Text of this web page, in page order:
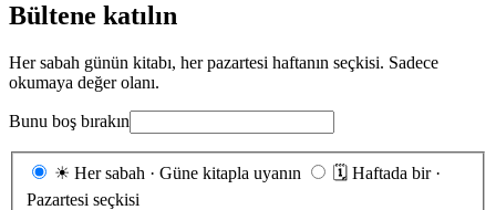
Bültene katılın
Her sabah günün kitabı, her pazartesi haftanın seçkisi. Sadece
okumaya değer olanı.
Bunu boş bırakın
Gönderim
☀ Her sabah · Güne kitapla uyanın 🗓 Haftada bir ·
Pazartesi seçkisi